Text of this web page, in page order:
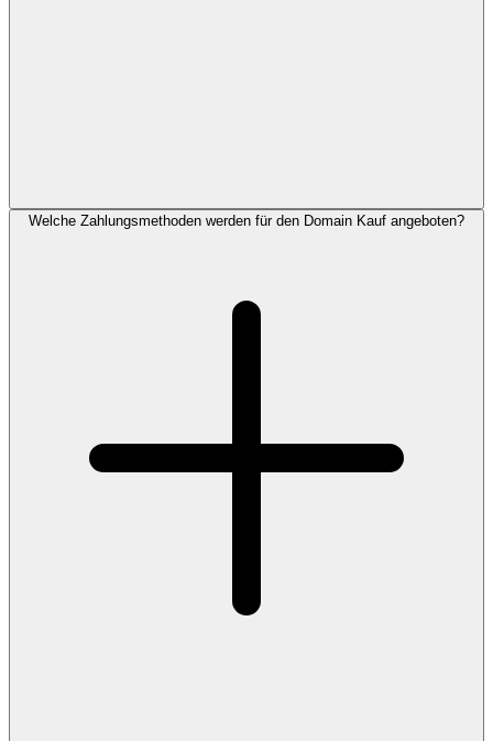
Welche Zahlungsmethoden werden für den Domain Kauf angeboten?